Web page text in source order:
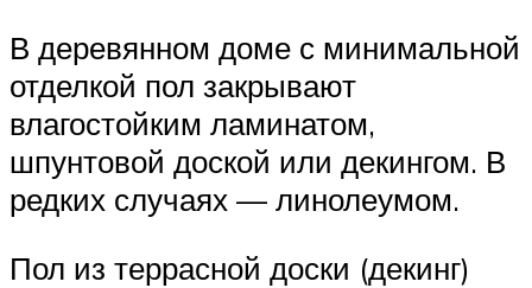
В деревянном доме с минимальной
отделкой пол закрывают
влагостойким ламинатом,
шпунтовой доской или декингом. В
редких случаях — линолеумом.
Пол из террасной доски (декинг)